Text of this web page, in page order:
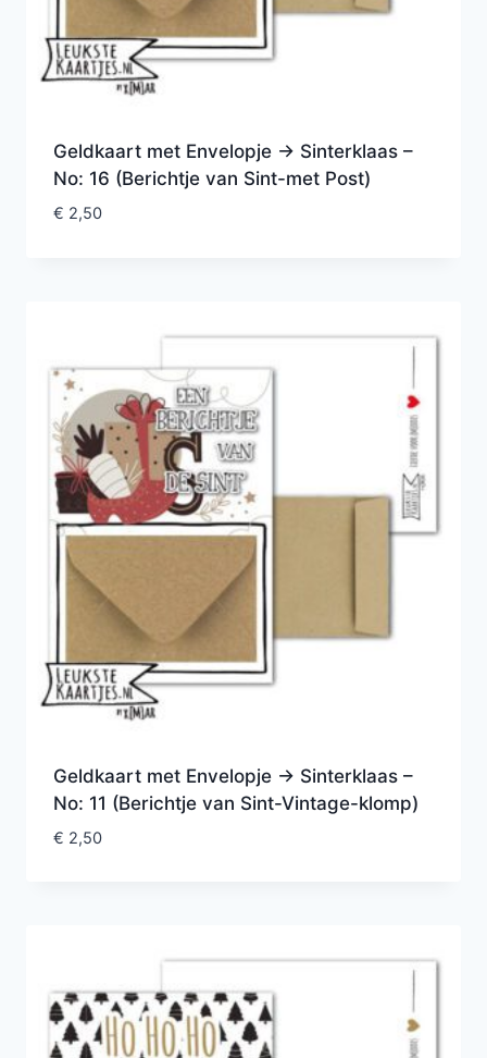
Geldkaart met Envelopje -> Sinterklaas –
No: 16 (Berichtje van Sint-met Post)
€ 2,50
Geldkaart met Envelopje -> Sinterklaas –
No: 11 (Berichtje van Sint-Vintage-klomp)
€ 2,50